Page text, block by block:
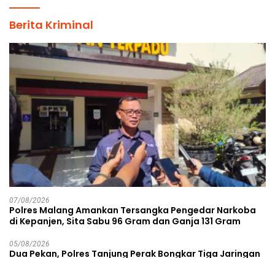
Berita Kriminal
07/08/2026
Polres Malang Amankan Tersangka Pengedar Narkoba
di Kepanjen, Sita Sabu 96 Gram dan Ganja 131 Gram
05/08/2026
Dua Pekan, Polres Tanjung Perak Bongkar Tiga Jaringan